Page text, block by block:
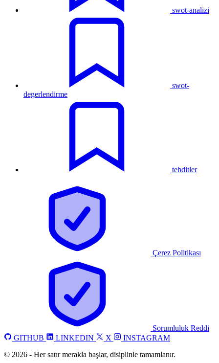
swot-analizi
swot-
degerlendirme
tehditler
Çerez Politikası
Sorumluluk Reddi
GITHUB
LINKEDIN X
INSTAGRAM
© 2026 - Her satır merakla başlar, disiplinle tamamlanır.